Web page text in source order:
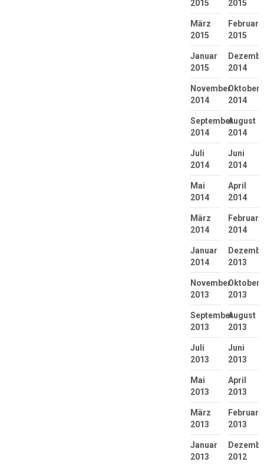
2015 2015
März
2015
Februar
2015
Januar
2015
2014
November
2014
Oktober
2014
September
2014
August
2014
Juli
2014
Juni
2014
Mai
2014
April
2014
März
2014
Februar
2014
Januar
2014
2013
November
2013
Oktober
2013
September
2013
August
2013
Juli
2013
Juni
2013
Mai
2013
April
2013
März
2013
Februar
2013
Januar
2013
2012